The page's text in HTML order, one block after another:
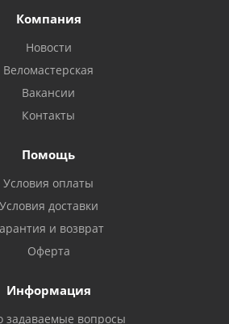
Компания
Новости
Веломастерская
Вакансии
Контакты
Помощь
Условия оплаты
Условия доставки
и возврат
Оферта
Информация
задаваемые вопросы